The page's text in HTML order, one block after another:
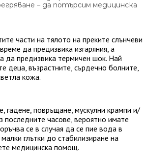
– да потърсим медицинска
части на тялото на преките слънчеви
да предизвика изгаряния, а
да предизвика термичен шок. Най
деца, възрастните, сърдечно болните,
кожа.
гадене, повръщане, мускулни крампи и/
последните часове, вероятно имате
се в случая да се пие вода в
глътки до стабилизиране на
медицинска помощ.